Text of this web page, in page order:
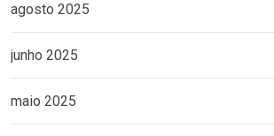
agosto 2025
junho 2025
maio 2025